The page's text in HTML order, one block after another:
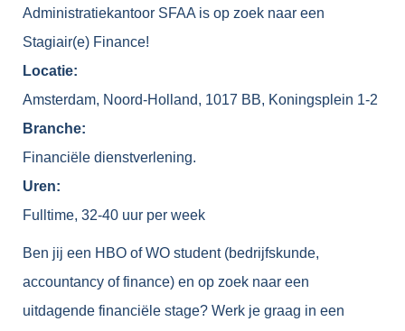
Administratiekantoor SFAA is op zoek naar een
Stagiair(e) Finance!
Locatie:
Amsterdam, Noord-Holland, 1017 BB, Koningsplein 1-2
Branche:
Financiële dienstverlening.
Uren:
Fulltime, 32-40 uur per week
Ben jij een HBO of WO student (bedrijfskunde,
accountancy of finance) en op zoek naar een
uitdagende financiële stage? Werk je graag in een